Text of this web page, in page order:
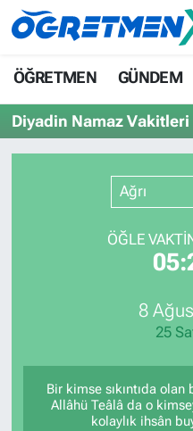
ÖĞRETMEN GÜNDEM
Diyadin Namaz Vakitleri
Ağrı
ÖĞLE
8
25
Bir kimse sıkıntıda
Allâhü Teâlâ da o
kolaylık ihsân
ÖĞRETMEN
GÜNDEM
ATAMA - TAYİN
SINAVLAR
HAYATIN İÇİNDEN
İstanbul Nöbetçi
İstanbul Hava
İstanbul Namaz
İstanbul Trafik
Süper Lig Puan
Son Dakika
Haber Arşivi